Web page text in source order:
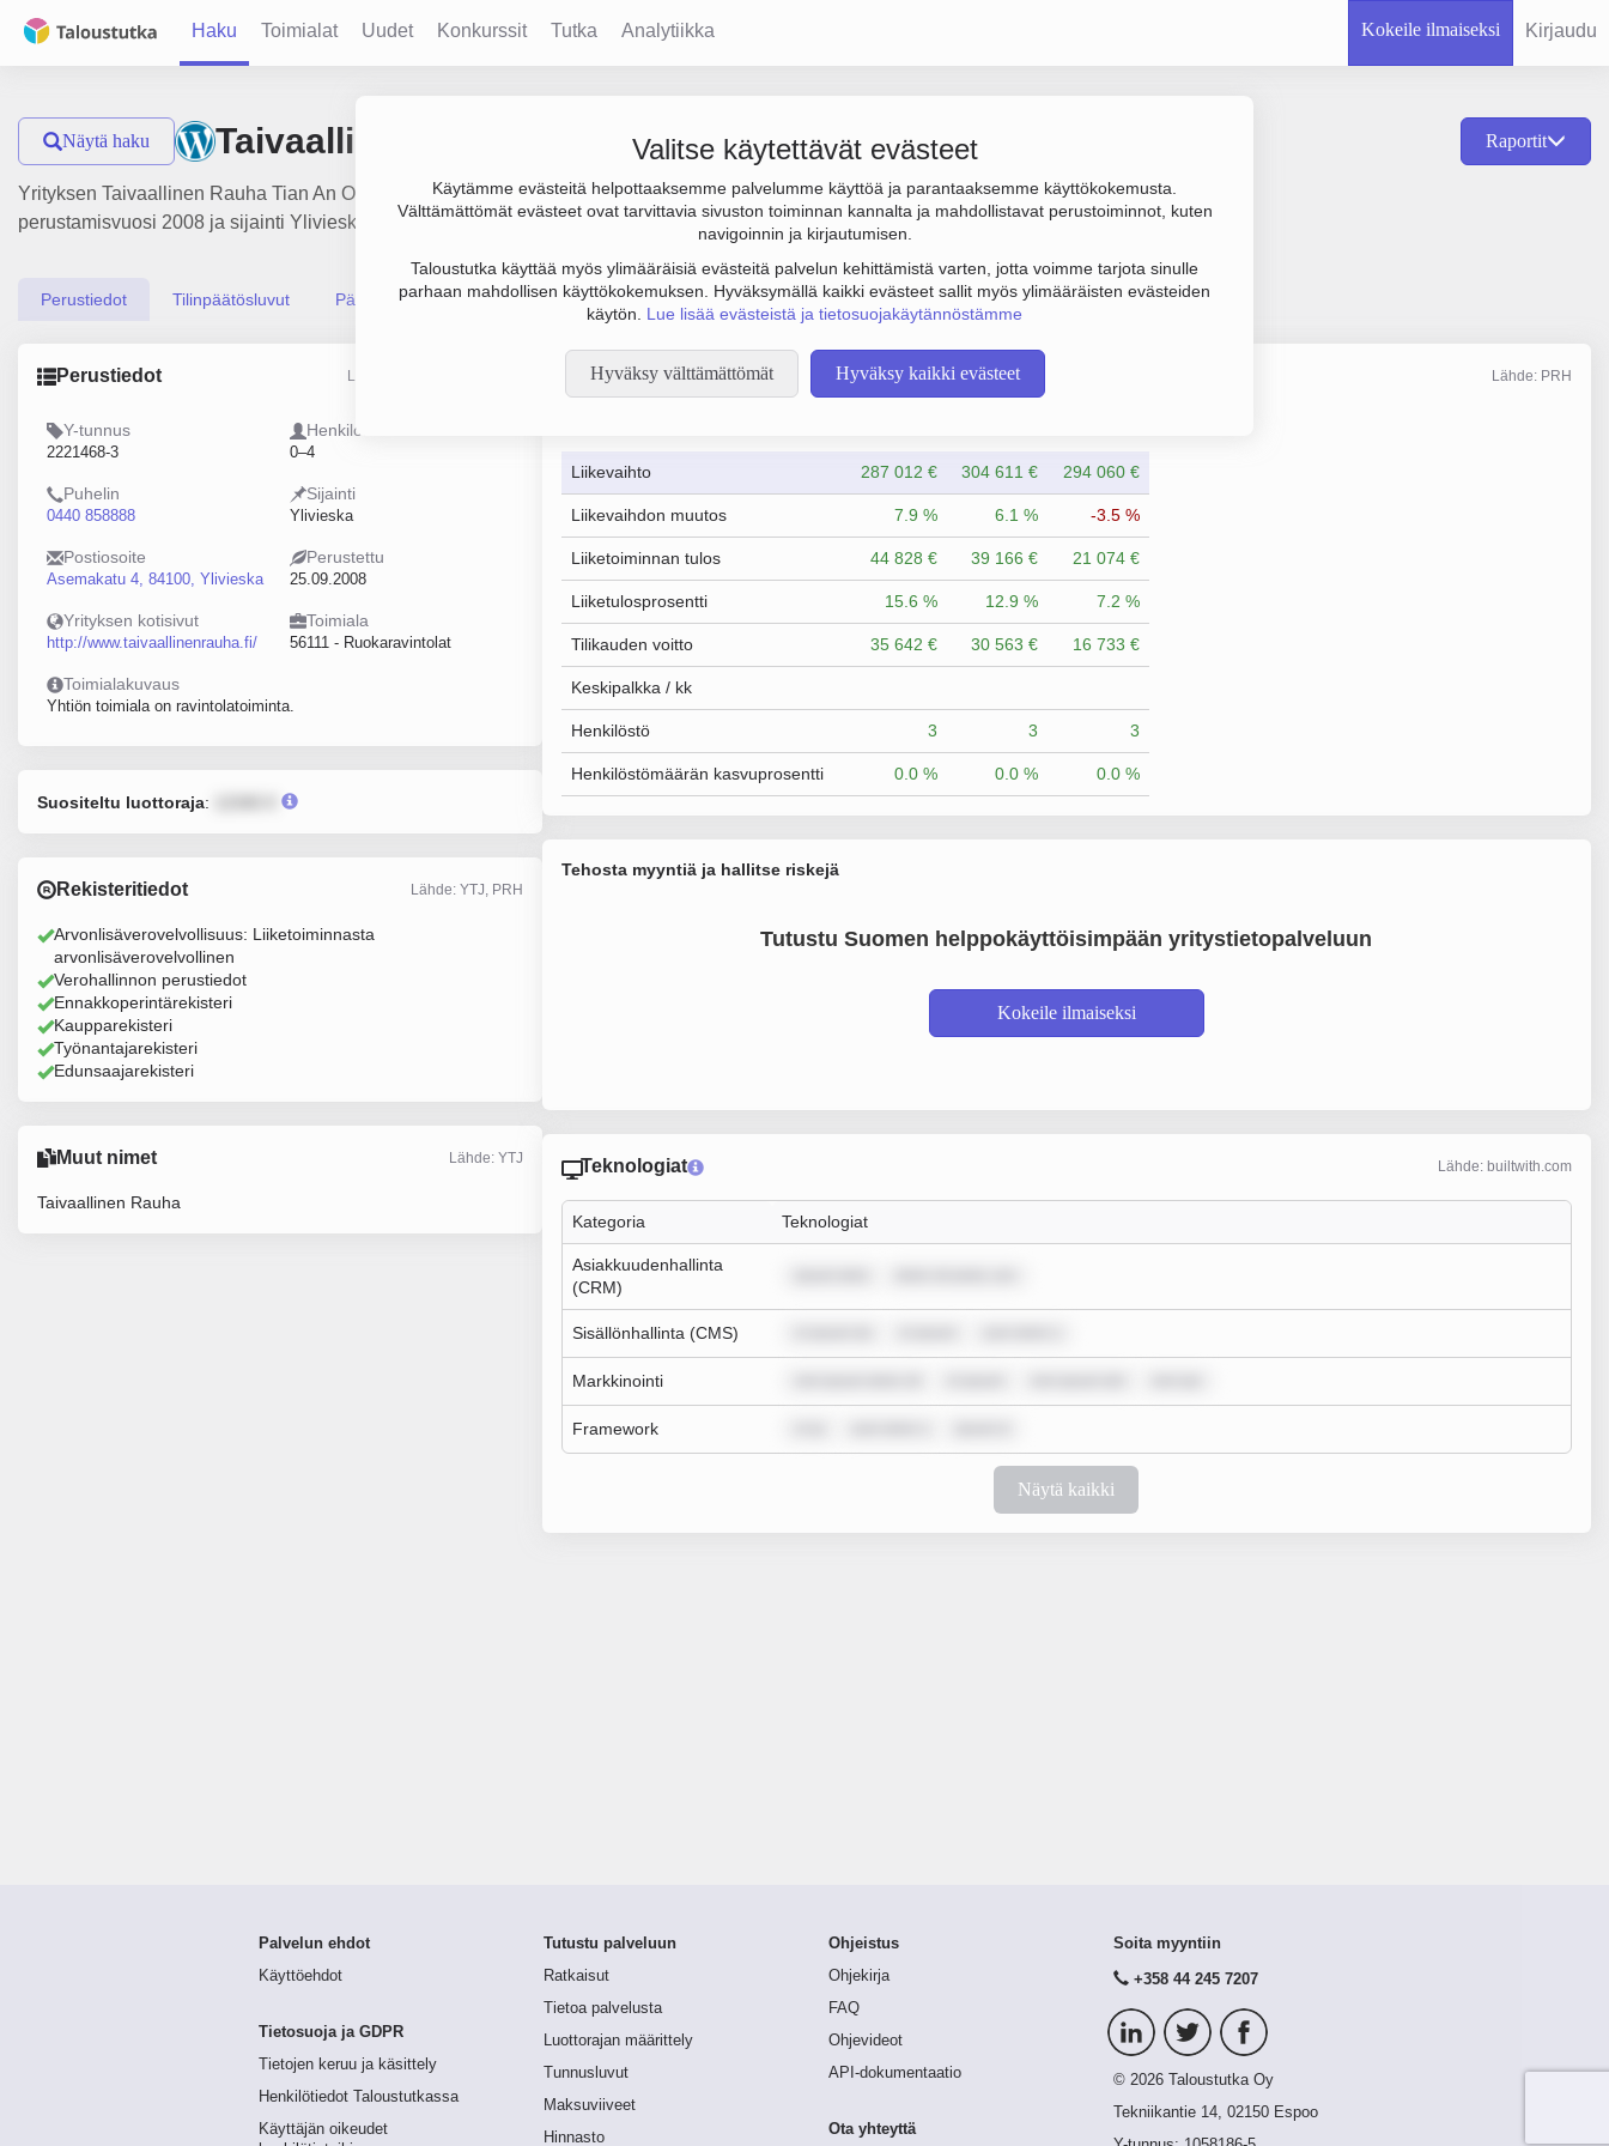
Haku Toimialat Uudet Konkurssit Tutka Analytiikka Kokeile ilmaiseksi Kirjaudu
Valitse käytettävät evästeet
Käytämme evästeitä helpottaaksemme palvelumme käyttöä ja parantaaksemme käyttökokemusta.
Välttämättömät evästeet ovat tarvittavia sivuston toiminnan kannalta ja mahdollistavat perustoiminnot, kuten
navigoinnin ja kirjautumisen.
Taloustutka käyttää myös ylimääräisiä evästeitä palvelun kehittämistä varten, jotta voimme tarjota sinulle
parhaan mahdollisen käyttökokemuksen. Hyväksymällä kaikki evästeet sallit myös ylimääräisten evästeiden
käytön. Lue lisää evästeistä ja tietosuojakäytännöstämme
Hyväksy välttämättömät Hyväksy kaikki evästeet
Näytä haku Taivaallinen Rauha Tian An Oy Raportit
Yrityksen Taivaallinen Rauha Tian An Oy liikevaihto on 294 000 €, tulos 21 000 € ja henkilöstömäärä 3. Sen päätoimiala on Ruokaravintolat,
perustamisvuosi 2008 ja sijainti Ylivieska. Yrityksen yhtiömuoto Osakeyhtiö (OY).
Perustiedot Tilinpäätösluvut Päättäjätiedot
Perustiedot Lähde: YTJ, PRH, Traficom
Y-tunnus
2221468-3
Henkilöstömäärä
0–4
Puhelin
0440 858888
Sijainti
Ylivieska
Postiosoite
Asemakatu 4, 84100, Ylivieska
Perustettu
25.09.2008
Yrityksen kotisivut
http://www.taivaallinenrauha.fi/
Toimiala
56111 - Ruokaravintolat
Toimialakuvaus
Yhtiön toimiala on ravintolatoiminta.
Suositeltu luottoraja:
Rekisteritiedot Lähde: YTJ, PRH
Arvonlisäverovelvollisuus: Liiketoiminnasta
arvonlisäverovelvollinen
Verohallinnon perustiedot
Ennakkoperintärekisteri
Kaupparekisteri
Työnantajarekisteri
Edunsaajarekisteri
Muut nimet Lähde: YTJ
Taivaallinen Rauha
Taloustiedot Lähde: PRH
Liikevaihto 287 012 € 304 611 € 294 060 €
Liikevaihdon muutos 7.9 % 6.1 % -3.5 %
Liiketoiminnan tulos 44 828 € 39 166 € 21 074 €
Liiketulosprosentti 15.6 % 12.9 % 7.2 %
Tilikauden voitto 35 642 € 30 563 € 16 733 €
Keskipalkka / kk
Henkilöstö 3 3 3
Henkilöstömäärän kasvuprosentti 0.0 % 0.0 % 0.0 %
Tehosta myyntiä ja hallitse riskejä
Tutustu Suomen helppokäyttöisimpään yritystietopalveluun
Kokeile ilmaiseksi
Teknologiat Lähde: builtwith.com
Kategoria Teknologiat
Asiakkuudenhallinta
(CRM)
Sisällönhallinta (CMS)
Markkinointi
Framework
Näytä kaikki
Palvelun ehdot
Käyttöehdot
Tietosuoja ja GDPR
Tietojen keruu ja käsittely
Henkilötiedot Taloustutkassa
Käyttäjän oikeudet
Tutustu palveluun
Ratkaisut
Tietoa palvelusta
Luottorajan määrittely
Tunnusluvut
Maksuviiveet
Hinnasto
Ohjeistus
Ohjekirja
FAQ
Ohjevideot
API-dokumentaatio
Ota yhteyttä
Soita myyntiin
+358 44 245 7207
© 2026 Taloustutka Oy
Tekniikantie 14, 02150 Espoo